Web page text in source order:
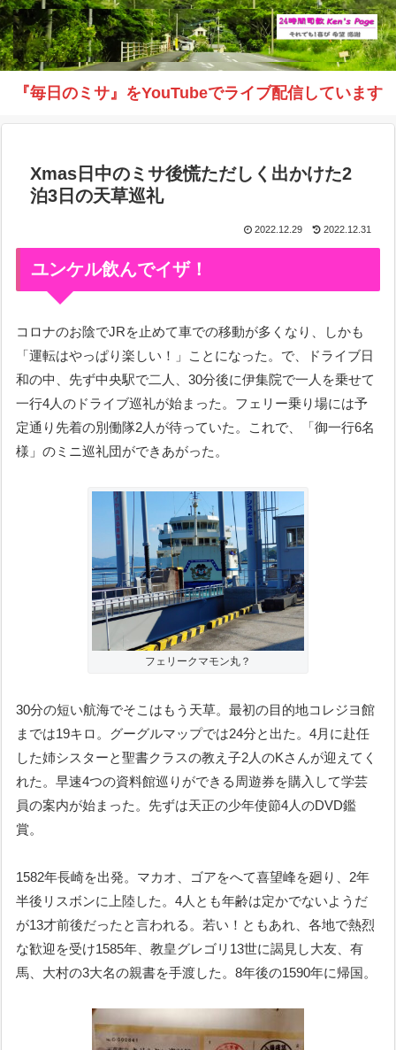
『毎日のミサ』をYouTubeでライブ配信しています
Xmas日中のミサ後慌ただしく出かけた2
泊3日の天草巡礼
2022.12.29 2022.12.31
ユンケル飲んでイザ！
コロナのお陰でJRを止めて車での移動が多くなり、しかも
「運転はやっぱり楽しい！」ことになった。で、ドライブ日
和の中、先ず中央駅で二人、30分後に伊集院で一人を乗せて
一行4人のドライブ巡礼が始まった。フェリー乗り場には予
定通り先着の別働隊2人が待っていた。これで、「御一行6名
様」のミニ巡礼団ができあがった。
フェリークマモン丸？
30分の短い航海でそこはもう天草。最初の目的地コレジヨ館
までは19キロ。グーグルマップでは24分と出た。4月に赴任
した姉シスターと聖書クラスの教え子2人のKさんが迎えてく
れた。早速4つの資料館巡りができる周遊券を購入して学芸
員の案内が始まった。先ずは天正の少年使節4人のDVD鑑
賞。
1582年長崎を出発。マカオ、ゴアをへて喜望峰を廻り、2年
半後リスボンに上陸した。4人とも年齢は定かでないようだ
が13才前後だったと言われる。若い！ともあれ、各地で熱烈
な歓迎を受け1585年、教皇グレゴリ13世に謁見し大友、有
馬、大村の3大名の親書を手渡した。8年後の1590年に帰国。